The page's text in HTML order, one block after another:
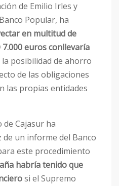
de Emilio Irles y
Popular, ha
en multitud de
7.000 euros conllevaría
la posibilidad de ahorro
de las obligaciones
las propias entidades
Cajasur ha
de un informe del Banco
este procedimiento
habría tenido que
si el Supremo